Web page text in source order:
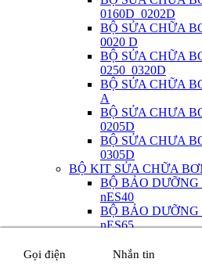
0160D_0202D
BỘ SỬA CHỮA
0020 D
BỘ SỬA CHỮA
0250_0320D
BỘ SỬA CHỮA
A
BỘ SỬA CHƯA
0205D
BỘ SỬA CHƯA
0305D
BỘ KIT SỬA CHỮA
BỘ BẢO DƯỠNG
nES40
BỘ BẢO DƯỠNG
nES65
nES100
Gọi điện Nhắn tin